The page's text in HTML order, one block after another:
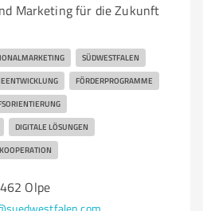
Marketing für die Zukunft
SÜDWESTFALEN
FÖRDERPROGRAMME
DIGITALE LÖSUNGEN
KOOPERATION
Olpe